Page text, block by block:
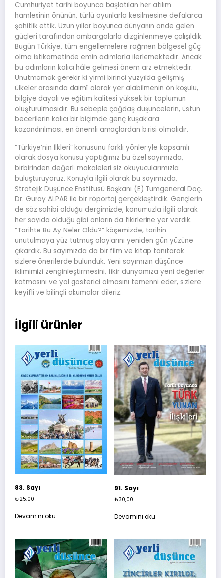
Cumhuriyet tarihi boyunca başlatılan her atılım
hamlesinin önünün, türlü oyunlarla kesilmesine defalarca
şahitlik ettik. Uzun yıllar boyunca dünyanın önde gelen
güçleri tarafından ambargolarla dizginlenmeye çalışıldık.
Bugün Türkiye, tüm engellemelere rağmen bölgesel güç
olma istikametinde emin adımlarla ilerlemektedir. Ancak
bu adımların kalıcı hâle gelmesi önem arz etmektedir.
Unutmamak gerekir ki yirmi birinci yüzyılda gelişmiş
ülkeler arasında daimî olarak yer alabilmenin ön koşulu,
bilgiye dayalı ve eğitim kalitesi yüksek bir toplumun
oluşturulmasıdır. Bu sebeple çağdaş düşüncelerin, üstün
becerilerin kalıcı bir biçimde genç kuşaklara
kazandırılması, en önemli amaçlardan birisi olmalıdır.
“Türkiye’nin İlkleri” konusunu farklı yönleriyle kapsamlı
olarak dosya konusu yaptığımız bu özel sayımızda,
birbirinden değerli makaleleri siz okuyucularımızla
buluşturuyoruz. Konuyla ilgili olarak bu sayımızda,
Stratejik Düşünce Enstitüsü Başkanı (E) Tümgeneral Doç.
Dr. Güray ALPAR ile bir röportaj gerçekleştirdik. Gençlerin
de söz sahibi olduğu dergimizde, konumuzla ilgili olarak
her sayıda olduğu gibi onların da fikirlerine yer verdik.
“Tarihte Bu Ay Neler Oldu?” köşemizde, tarihin
unutulmaya yüz tutmuş olaylarını yeniden gün yüzüne
çıkardık. Bu sayımızda da bir film ve kitap tanıtarak
sizlere önerilerde bulunduk. Yeni sayımızın düşünce
iklimimizi zenginleştirmesini, fikir dünyamıza yeni değerler
katmasını ve yol gösterici olmasını temenni eder, sizlere
keyifli ve bilinçli okumalar dileriz.
İlgili ürünler
83. Sayı
₺25,00
Devamını oku
91. Sayı
₺30,00
Devamını oku